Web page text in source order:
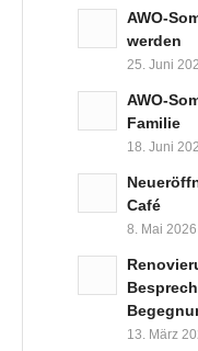
AWO-
werden
25. Juni
AWO-
Familie
18. Juni
Café
8. Mai
13. März